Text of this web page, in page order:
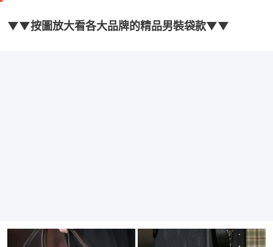
▼▼按圖放大看各大品牌的精品男裝袋款▼▼